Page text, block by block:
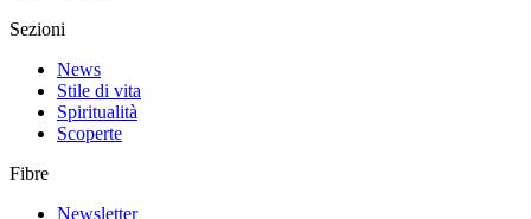
Sezioni
News
Stile di vita
Spiritualità
Scoperte
Fibre
Newsletter